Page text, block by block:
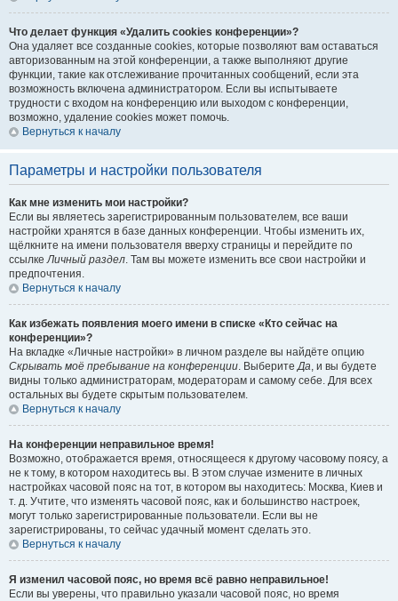
Что делает функция «Удалить cookies конференции»?
Она удаляет все созданные cookies, которые позволяют вам оставаться
авторизованным на этой конференции, а также выполняют другие
функции, такие как отслеживание прочитанных сообщений, если эта
возможность включена администратором. Если вы испытываете
трудности с входом на конференцию или выходом с конференции,
возможно, удаление cookies может помочь.
Вернуться к началу
Параметры и настройки пользователя
Как мне изменить мои настройки?
Если вы являетесь зарегистрированным пользователем, все ваши
настройки хранятся в базе данных конференции. Чтобы изменить их,
щёлкните на имени пользователя вверху страницы и перейдите по
ссылкеЛичный раздел. Там вы можете изменить все свои настройки и
предпочтения.
Вернуться к началу
Как избежать появления моего имени в списке «Кто сейчас на
конференции»?
На вкладке «Личные настройки» в личном разделе вы найдёте опцию
Скрывать моё пребывание на конференции. ВыберитеДа, и вы будете
видны только администраторам, модераторам и самому себе. Для всех
остальных вы будете скрытым пользователем.
Вернуться к началу
На конференции неправильное время!
Возможно, отображается время, относящееся к другому часовому поясу, а
не к тому, в котором находитесь вы. В этом случае измените в личных
настройках часовой пояс на тот, в котором вы находитесь: Москва, Киев и
т. д. Учтите, что изменять часовой пояс, как и большинство настроек,
могут только зарегистрированные пользователи. Если вы не
зарегистрированы, то сейчас удачный момент сделать это.
Вернуться к началу
Я изменил часовой пояс, но время всё равно неправильное!
Если вы уверены, что правильно указали часовой пояс, но время